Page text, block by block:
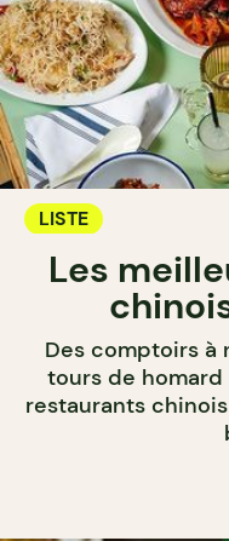
LISTE
Les
Des comptoirs à
tours de
restaurants